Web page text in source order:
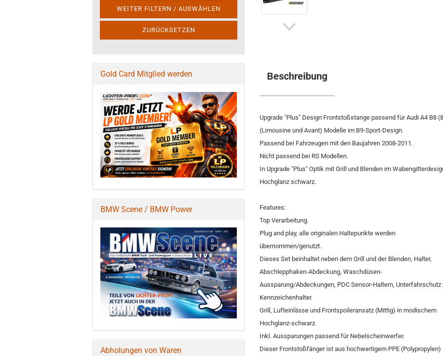
Beschreibung
Upgrade "Plus" Design Frontstoßstange passend für Audi A4 B8
(Limousine und Avant) Modelle im B9-Sport-Design.
Passend bei Fahrzeugen mit den Baujahren 2008-2011.
Nicht passend bei RS Modellen.
In Upgrade "Plus" Optik mit Grill und Blenden im
Hochglanz schwarz.
Features:
Top Verarbeitung.
Plug and play, alle originalen Haltepunkte werden
übernommen/genutzt.
Dieses Set beinhaltet neben dem Grill und der Blenden, Halter,
Abschlepphaken-Abdeckung, Waschdüsen-
Aussparung/Abdeckungen, PDC Sensor-Haltern, Unterfahrschutz
Kennzeichenhalter.
Grill, Lufteinlässe und Frontspoileransatz (Mittig) in modischem
Hochglanz-schwarz.
Inkl. Aussparungen passend für Nebelscheinwerfer.
Dieser Frontstoßfänger ist aus hochwertigem PPE (Polypropylen)
WEITER FILTERN / AUSWÄHLEN
ZURÜCKSETZEN
Gold Card Mitglied werden
BMW Scene / BMW Power
Abholungen von Waren